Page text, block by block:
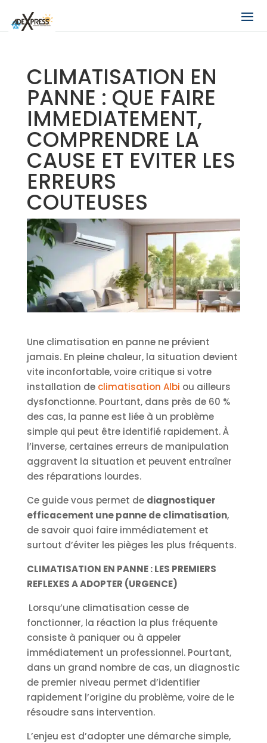
CLIMATISATION EN
PANNE : QUE FAIRE
IMMEDIATEMENT,
COMPRENDRE LA
CAUSE ET EVITER LES
ERREURS
COUTEUSES
Une climatisation en panne ne prévient
jamais. En pleine chaleur, la situation devient
vite inconfortable, voire critique si votre
installation de climatisation Albi ou ailleurs
dysfonctionne. Pourtant, dans près de 60 %
des cas, la panne est liée à un problème
simple qui peut être identifié rapidement. À
l’inverse, certaines erreurs de manipulation
aggravent la situation et peuvent entraîner
des réparations lourdes.
Ce guide vous permet de diagnostiquer
efficacement une panne de climatisation,
de savoir quoi faire immédiatement et
surtout d’éviter les pièges les plus fréquents.
CLIMATISATION EN PANNE : LES PREMIERS
REFLEXES A ADOPTER (URGENCE)
Lorsqu’une climatisation cesse de
fonctionner, la réaction la plus fréquente
consiste à paniquer ou à appeler
immédiatement un professionnel. Pourtant,
dans un grand nombre de cas, un diagnostic
de premier niveau permet d’identifier
rapidement l’origine du problème, voire de le
résoudre sans intervention.
L’enjeu est d’adopter une démarche simple,